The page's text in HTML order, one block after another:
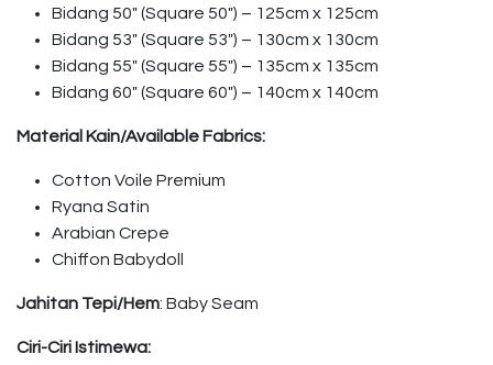
Bidang 50″ (Square 50″) – 125cm x 125cm
Bidang 53″ (Square 53″) – 130cm x 130cm
Bidang 55″ (Square 55″) – 135cm x 135cm
Bidang 60″ (Square 60″) – 140cm x 140cm
Material Kain/Available Fabrics:
Cotton Voile Premium
Ryana Satin
Arabian Crepe
Chiffon Babydoll
Jahitan Tepi/Hem: Baby Seam
Ciri-Ciri Istimewa: